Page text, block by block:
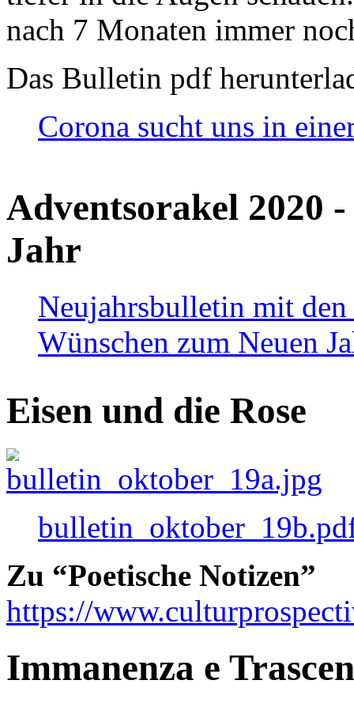
nach 7 Monaten immer
Das Bulletin pdf
Corona sucht uns in
Adventsorakel 2020
Jahr
Neujahrsbulletin mit den
Wünschen zum Neuen
Eisen und die Rose
Zu “Poetische Notizen”
https://
Immanenza e